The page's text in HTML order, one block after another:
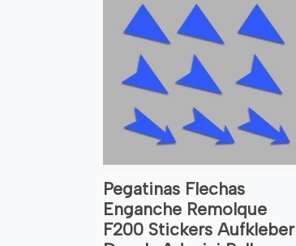
Pegatinas Flechas
Enganche Remolque
F200 Stickers Aufkleber